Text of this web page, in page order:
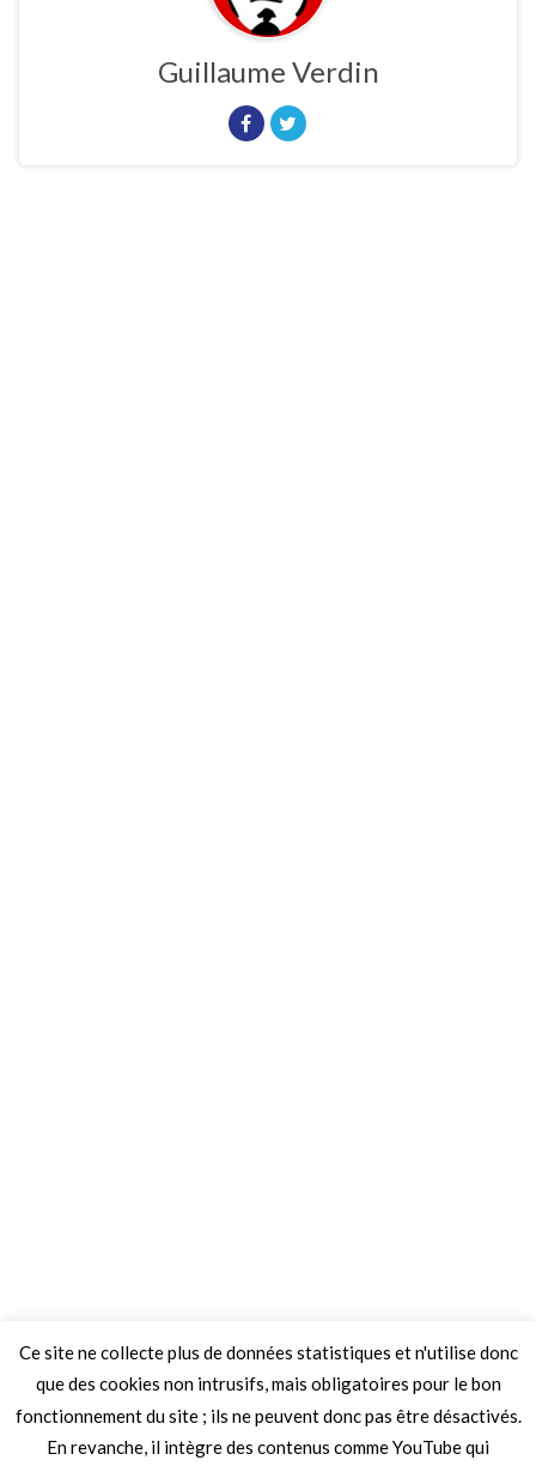
Guillaume Verdin
Ce site ne collecte plus de données statistiques et n'utilise donc
que des cookies non intrusifs, mais obligatoires pour le bon
fonctionnement du site ; ils ne peuvent donc pas être désactivés.
En revanche, il intègre des contenus comme YouTube qui